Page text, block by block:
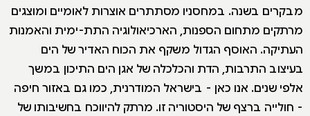
מבקרים בשנה. במחסניו מסתתרים אוצרות לאומיים ומוצגים
מרתקים מתחום הספנות, הארכיאולוגיה התת-ימית והאמנות
העתיקה. האוסף הגדול משקף את הכוח האדיר של הים
בעיצוב התרבות, הדת והכלכלה של אגן הים התיכון במשך
אלפי שנים. אנו כאן - בישראל המודרנית, כמו גם באזור חיפה
- חולייה ברצף של היסטוריה זו. מרתק להיווכח בחשיבותו של